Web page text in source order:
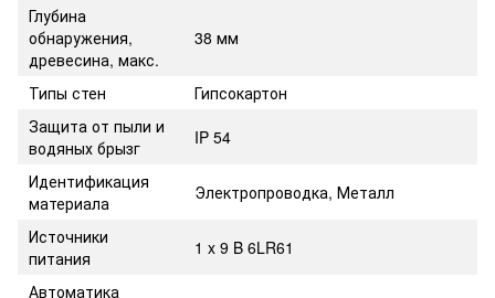
Глубина
обнаружения,
древесина, макс.
38 мм
Типы стен
Гипсокартон
Защита от пыли и
водяных брызг
IP 54
Идентификация
материала
Электропроводка, Металл
Источники
питания
1 x 9 B 6LR61
Автоматика